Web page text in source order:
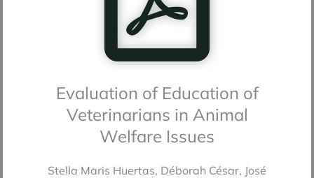
Evaluation of Education of
Veterinarians in Animal
Welfare Issues
Stella Maris Huertas, Déborah César, José